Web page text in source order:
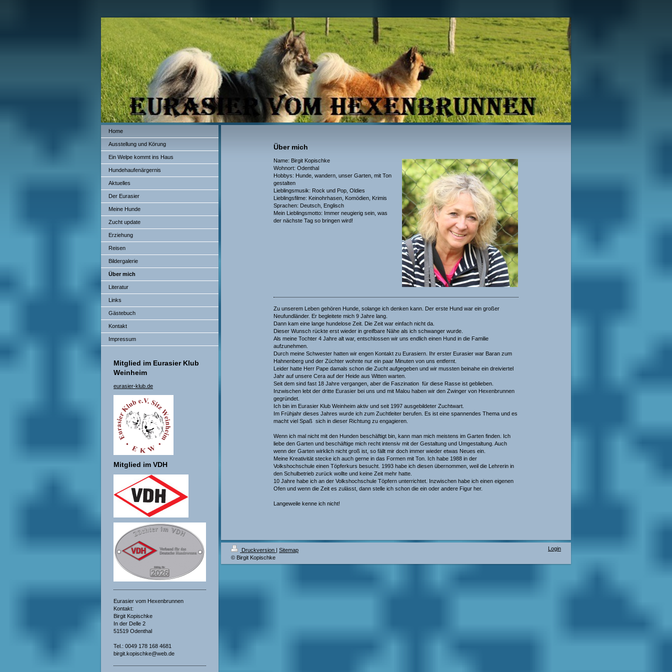
Home
Ausstellung und Körung
Ein Welpe kommt ins Haus
Hundehaufenärgernis
Aktuelles
Der Eurasier
Meine Hunde
Zucht update
Erziehung
Reisen
Bildergalerie
Über mich
Literatur
Links
Gästebuch
Kontakt
Impressum
Mitglied im Eurasier Klub
Weinheim
eurasier-klub.de
Mitglied im VDH
Eurasier vom Hexenbrunnen
Kontakt:
Birgit Kopischke
In der Delle 2
51519 Odenthal
Tel.: 0049 178 168 4681
birgit.kopischke@web.de
Über mich
Name: Birgit Kopischke
Wohnort: Odenthal
Hobbys: Hunde, wandern, unser Garten, mit Ton
gestalten
Lieblingsmusik: Rock und Pop, Oldies
Lieblingsfilme: Keinohrhasen, Komödien, Krimis
Sprachen: Deutsch, Englisch
Mein Lieblingsmotto: Immer neugierig sein, was
der nächste Tag so bringen wird!
Zu unserem Leben gehören Hunde, solange ich denken kann. Der erste Hund war ein großer
Neufundländer. Er begleitete mich 9 Jahre lang.
Dann kam eine lange hundelose Zeit. Die Zeit war einfach nicht da.
Dieser Wunsch rückte erst wieder in greifbare Nähe als ich schwanger wurde.
Als meine Tochter 4 Jahre alt war, entschlossen wir uns endlich einen Hund in die Familie
aufzunehmen.
Durch meine Schwester hatten wir engen Kontakt zu Eurasiern. Ihr erster Eurasier war Baran zum
Hahnenberg und der Züchter wohnte nur ein paar Minuten von uns entfernt.
Leider hatte Herr Pape damals schon die Zucht aufgegeben und wir mussten beinahe ein dreiviertel
Jahr auf unsere Cera auf der Heide aus Witten warten.
Seit dem sind fast 18 Jahre vergangen, aber die Faszination für diese Rasse ist geblieben.
Inzwischen lebt der dritte Eurasier bei uns und mit Malou haben wir den Zwinger von Hexenbrunnen
gegründet.
Ich bin im Eurasier Klub Weinheim aktiv und seit 1997 ausgebildeter Zuchtwart.
Im Frühjahr dieses Jahres wurde ich zum Zuchtleiter berufen. Es ist eine spannendes Thema und es
macht viel Spaß sich in dieser Richtung zu engagieren.
Wenn ich mal nicht mit den Hunden beschäftigt bin, kann man mich meistens im Garten finden. Ich
liebe den Garten und beschäftige mich recht intensiv mit der Gestaltung und Umgestaltung. Auch
wenn der Garten wirklich nicht groß ist, so fällt mir doch immer wieder etwas Neues ein.
Meine Kreativität stecke ich auch gerne in das Formen mit Ton. Ich habe 1988 in der
Volkshochschule einen Töpferkurs besucht. 1993 habe ich diesen übernommen, weil die Lehrerin in
den Schulbetrieb zurück wollte und keine Zeit mehr hatte.
10 Jahre habe ich an der Volkshochschule Töpfern unterrichtet. Inzwischen habe ich einen eigenen
Ofen und wenn die Zeit es zulässt, dann stelle ich schon die ein oder andere Figur her.
Langeweile kenne ich nicht!
Druckversion | Sitemap
© Birgit Kopischke
Login